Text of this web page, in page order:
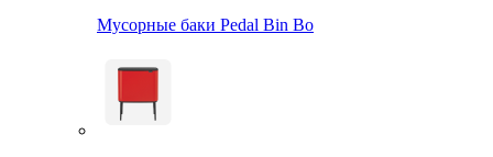
Мусорные баки Pedal Bin Bo